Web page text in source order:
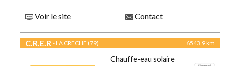
Voir le site Contact
C.R.E.R - LA CRECHE (79) 6543.9 km
Chauffe-eau solaire